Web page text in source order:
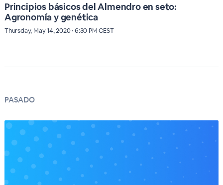
Principios básicos del Almendro en seto:
Agronomía y genética
Thursday, May 14, 2020 · 6:30 PM CEST
PASADO